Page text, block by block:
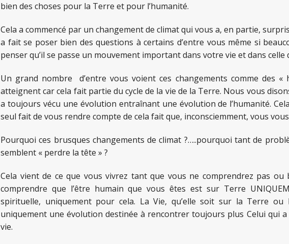
bien des choses pour la Terre et pour l’humanité.
Cela a commencé par un changement de climat qui vous a, en partie,
a fait se poser bien des questions à certains d’entre vous même si
penser qu’il se passe un mouvement important dans votre vie et dans celle
Un grand nombre d’entre vous voient ces changements comme des «
atteignent car cela fait partie du cycle de la vie de la Terre. Nous vous
a toujours vécu une évolution entraînant une évolution de l’humanité.
seul fait de vous rendre compte de cela fait que, inconsciemment, vous
Pourquoi ces brusques changements de climat ?…..pourquoi tant de
semblent « perdre la tête » ?
Cela vient de ce que vous vivrez tant que vous ne comprendrez pas
comprendre que l’être humain que vous êtes est sur Terre
spirituelle, uniquement pour cela. La Vie, qu’elle soit sur la Terre ou
uniquement une évolution destinée à rencontrer toujours plus Celui qui
vie.